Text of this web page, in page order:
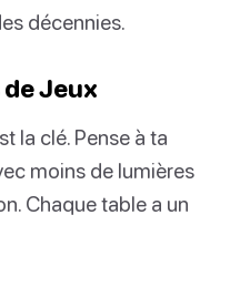
décennies.
Jeux
la clé. Pense à ta
moins de lumières
Chaque table a un